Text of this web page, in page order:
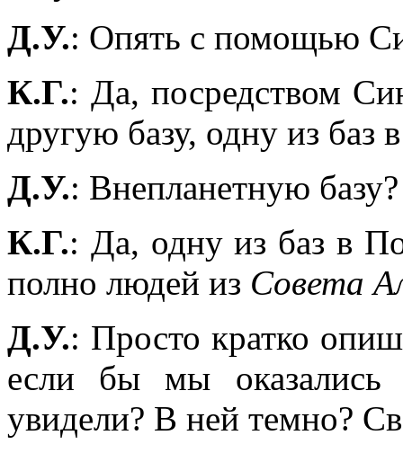
Д.У.: Опять с помощью
К.Г.: Да, посредством
другую базу, одну из баз
Д.У.: Внепланетную базу?
К.Г.: Да, одну из баз в
полно людей из Совета
Д.У.: Просто кратко
если бы мы
увидели? В ней темно?